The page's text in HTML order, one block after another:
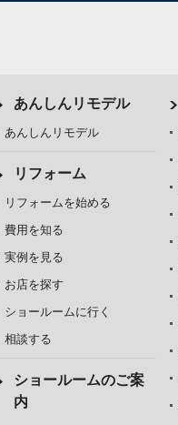
あんしんリモデル
あんしんリモデル
リフォーム
リフォームを始める
費用を知る
実例を見る
お店を探す
ショールームに行く
相談する
ショールームのご案
内